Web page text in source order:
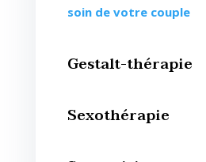
soin de votre couple
Gestalt-thérapie
Sexothérapie